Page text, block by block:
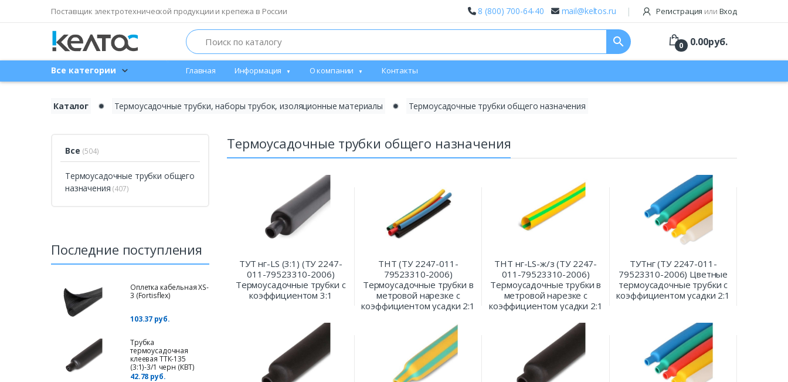
Поставщик электротехнической продукции и крепежа в России 8 (800) 700-64-40 mail@keltos.ru Регистрация или Вход
Search search 0 0.00руб.
Все категории Главная Информация О компании Контакты
Каталог ✹ Термоусадочные трубки, наборы трубок, изоляционные материалы ✹ Термоусадочные трубки общего назначения
Все (504)
Термоусадочные трубки общего
назначения (407)
Последние поступления
Оплетка кабельная XS-
3 (Fortisflex)
103.37 руб.
Трубка
термоусадочная
клеевая ТТК-135
(3:1)-3/1 черн (КВТ)
42.78 руб.
Термоусадочные трубки общего назначения
ТУТ нг-LS (3:1) (ТУ 2247-
011-79523310-2006)
Термоусадочные трубки с
коэффициентом 3:1
ТНТ (ТУ 2247-011-
79523310-2006)
Термоусадочные трубки в
метровой нарезке с
коэффициентом усадки 2:1
ТНТ нг-LS-ж/з (ТУ 2247-
011-79523310-2006)
Термоусадочные трубки в
метровой нарезке с
коэффициентом усадки 2:1
ТУТнг (ТУ 2247-011-
79523310-2006) Цветные
термоусадочные трубки с
коэффициентом усадки 2:1